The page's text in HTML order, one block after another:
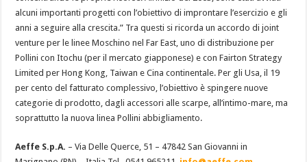
alcuni importanti progetti con l’obiettivo di improntare l’esercizio e gli
anni a seguire alla crescita.” Tra questi si ricorda un accordo di joint
venture per le linee Moschino nel Far East, uno di distribuzione per
Pollini con Itochu (per il mercato giapponese) e con Fairton Strategy
Limited per Hong Kong, Taiwan e Cina continentale. Per gli Usa, il 19
per cento del fatturato complessivo, l’obiettivo è spingere nuove
categorie di prodotto, dagli accessori alle scarpe, all’intimo-mare, ma
soprattutto la nuova linea Pollini abbigliamento.
Aeffe S.p.A. – Via Delle Querce, 51 – 47842 San Giovanni in